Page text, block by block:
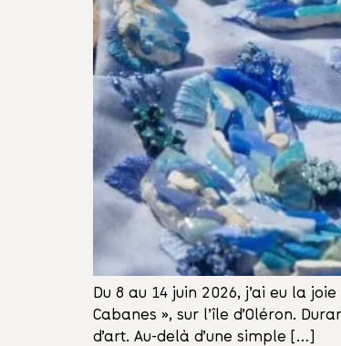
Du 8 au 14 juin 2026, j’ai eu la
Cabanes », sur l’île d’Oléron.
d’art. Au-delà d’une simple […]